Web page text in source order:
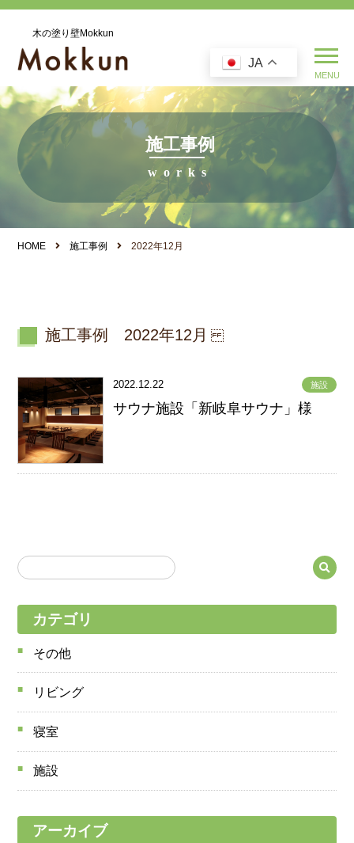
木の塗り壁Mokkun
JA
施工事例
HOME 施工事例 2022年12月
施工事例 2022年12月
2022.12.22 施設
サウナ施設「新岐阜サウナ」様
カテゴリ
その他
リビング
寝室
施設
アーカイブ